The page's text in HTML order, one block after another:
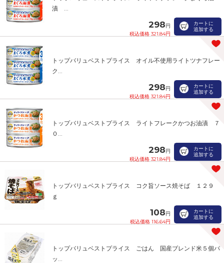
漬 ...
298円
税込価格 321.84円
カートに
追加する
トップバリュベストプライス オイル不使用ライトツナフレー
ク...
298円
税込価格 321.84円
カートに
追加する
トップバリュベストプライス ライトフレークかつお油漬 ７
０...
298円
税込価格 321.84円
カートに
追加する
トップバリュベストプライス コク旨ソース焼そば １２９
ｇ
108円
税込価格 116.64円
カートに
追加する
トップバリュベストプライス ごはん 国産ブレンド米５個パ
ッ...